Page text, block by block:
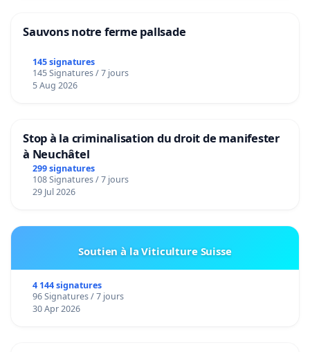
Sauvons notre ferme pallsade
145 signatures
145 Signatures / 7 jours
5 Aug 2026
Stop à la criminalisation du droit de manifester
à Neuchâtel
299 signatures
108 Signatures / 7 jours
29 Jul 2026
Soutien à la Viticulture Suisse
4 144 signatures
96 Signatures / 7 jours
30 Apr 2026